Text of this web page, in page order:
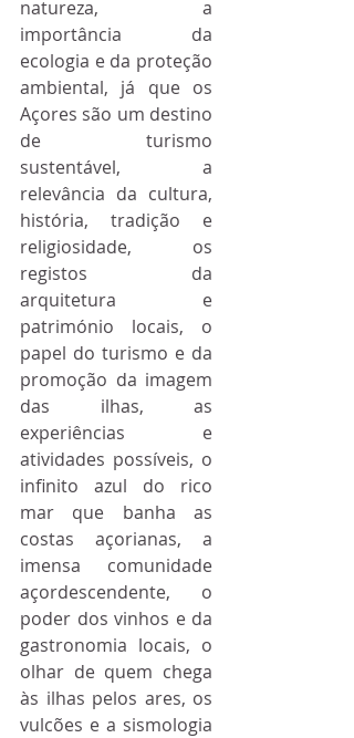
natureza, a
importância da
ecologia e da proteção
ambiental, já que os
Açores são um destino
de turismo
sustentável, a
relevância da cultura,
história, tradição e
religiosidade, os
registos da
arquitetura e
património locais, o
papel do turismo e da
promoção da imagem
das ilhas, as
experiências e
atividades possíveis, o
infinito azul do rico
mar que banha as
costas açorianas, a
imensa comunidade
açordescendente, o
poder dos vinhos e da
gastronomia locais, o
olhar de quem chega
às ilhas pelos ares, os
vulcões e a sismologia